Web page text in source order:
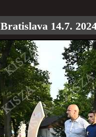
Bratislava 14.7.